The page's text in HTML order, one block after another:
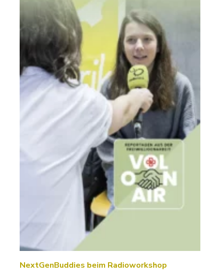
NextGenBuddies beim Radioworkshop